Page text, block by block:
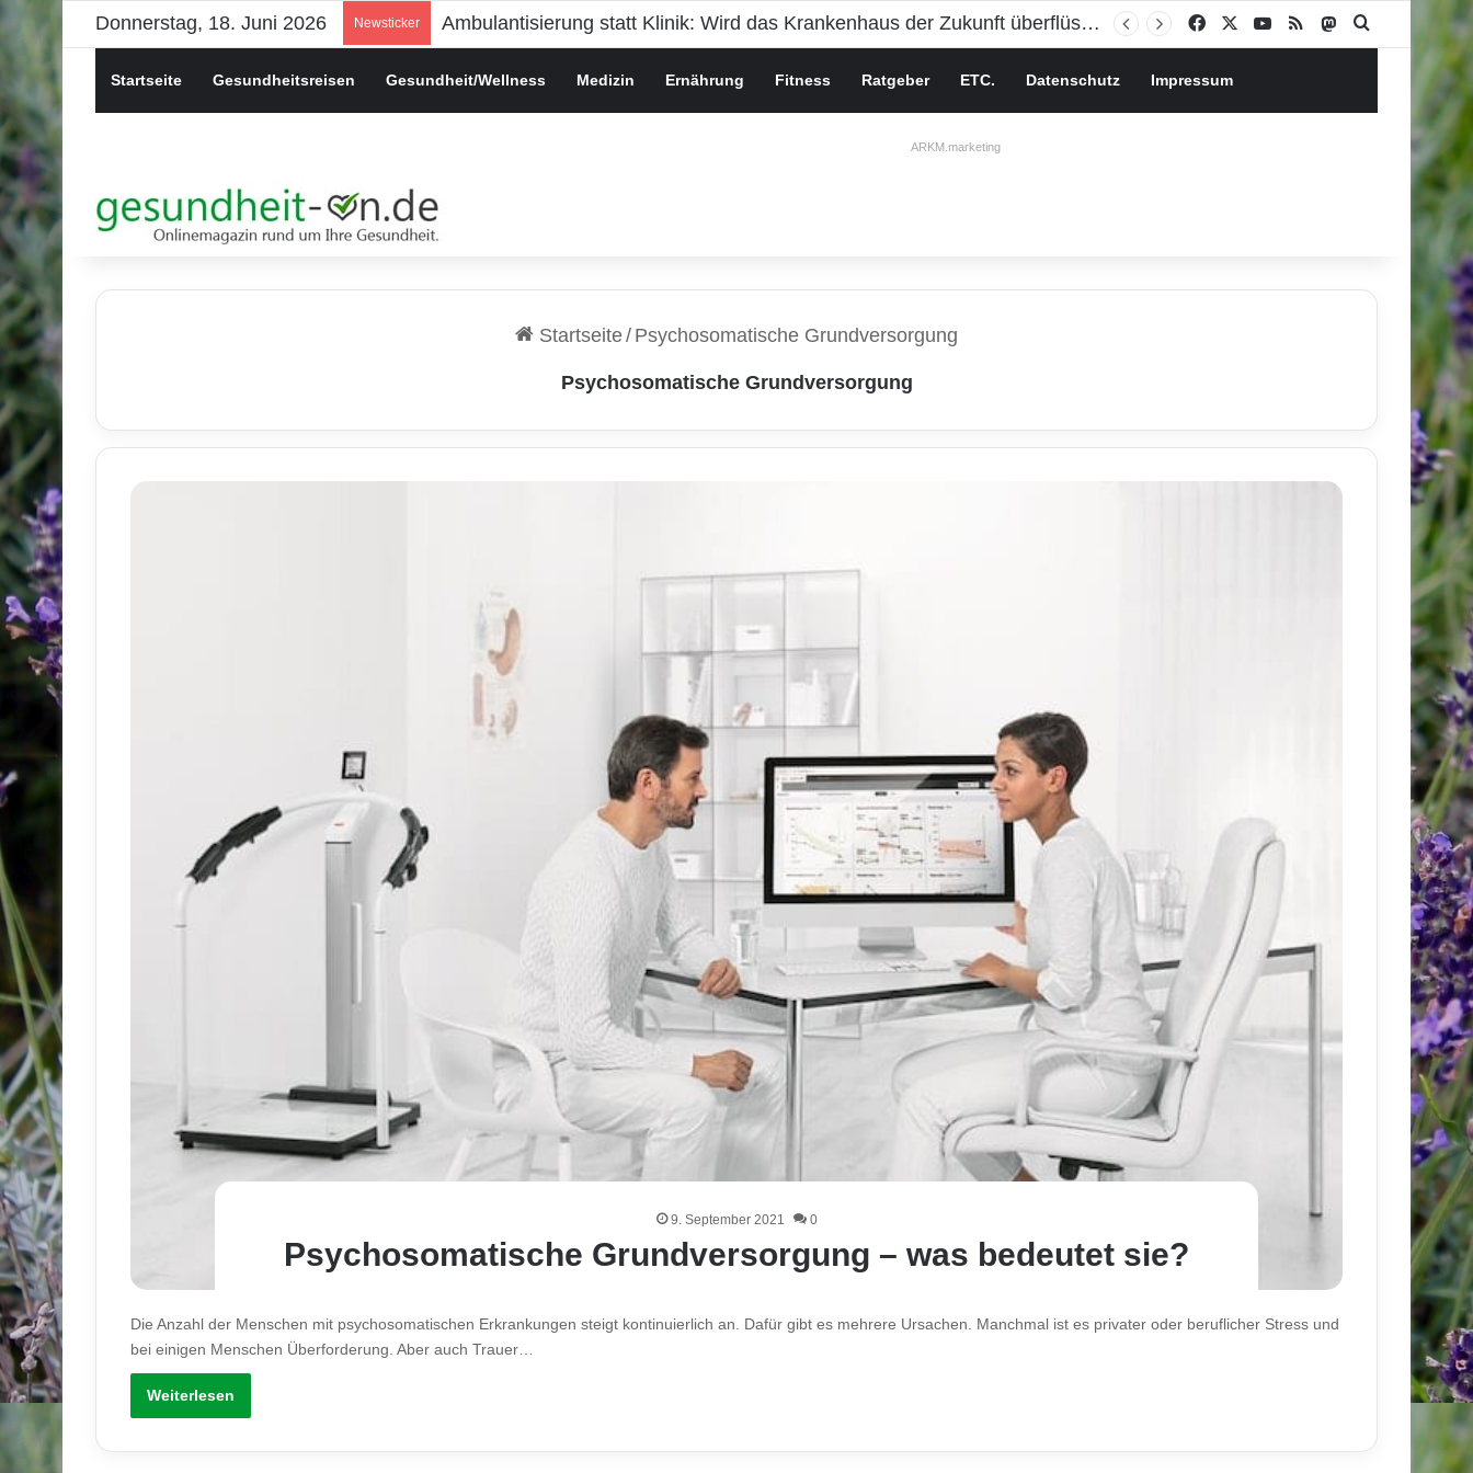
Donnerstag, 18. Juni 2026 Newsticker Ambulantisierung statt Klinik: Wird das Krankenhaus der Zukunft überflüssig? Facebook YouTube
RSS MastodonSuchen nach
Startseite Gesundheitsreisen Gesundheit/Wellness Medizin Ernährung Fitness Ratgeber ETC. Datenschutz Impressum
ARKM.marketing
Startseite/ Psychosomatische Grundversorgung
Psychosomatische Grundversorgung
9. September 2021 0
Psychosomatische Grundversorgung – was bedeutet sie?
Die Anzahl der Menschen mit psychosomatischen Erkrankungen steigt kontinuierlich an. Dafür gibt es mehrere Ursachen. Manchmal ist es privater oder beruflicher Stress und
bei einigen Menschen Überforderung. Aber auch Trauer…
Weiterlesen